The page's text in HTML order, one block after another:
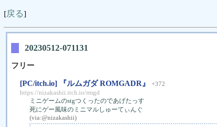
[戻る]
20230512-071131
フリー
[PC/itch.io] 『ルムガダ ROMGADR』
+372
https://nizakashii.itch.io/rmgd
ミニゲームのstgつくったのであげたっす
死にゲー風味のミニマルしゅーてぃんぐ
(via:@nizakashii)